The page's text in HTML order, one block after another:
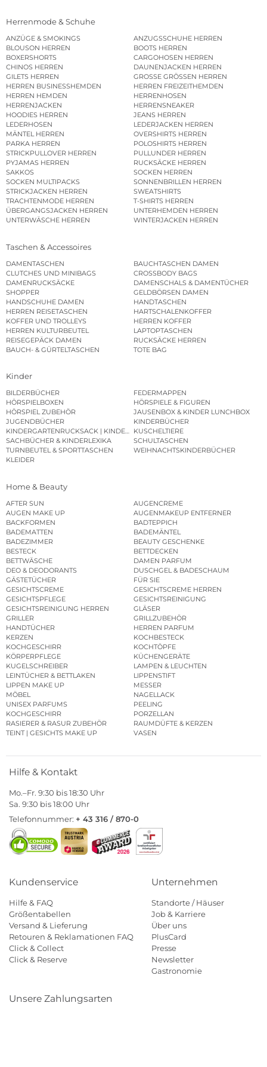
Herrenmode & Schuhe
ANZÜGE & SMOKINGS
ANZUGSSCHUHE HERREN
BLOUSON HERREN
BOOTS HERREN
BOXERSHORTS
CARGOHOSEN HERREN
CHINOS HERREN
DAUNENJACKEN HERREN
GILETS HERREN
GROSSE GRÖSSEN HERREN
HERREN BUSINESSHEMDEN
HERREN FREIZEITHEMDEN
HERREN HEMDEN
HERRENHOSEN
HERRENJACKEN
HERRENSNEAKER
HOODIES HERREN
JEANS HERREN
LEDERHOSEN
LEDERJACKEN HERREN
MÄNTEL HERREN
OVERSHIRTS HERREN
PARKA HERREN
POLOSHIRTS HERREN
STRICKPULLOVER HERREN
PULLUNDER HERREN
PYJAMAS HERREN
RUCKSÄCKE HERREN
SAKKOS
SOCKEN HERREN
SOCKEN MULTIPACKS
SONNENBRILLEN HERREN
STRICKJACKEN HERREN
SWEATSHIRTS
TRACHTENMODE HERREN
T-SHIRTS HERREN
ÜBERGANGSJACKEN HERREN
UNTERHEMDEN HERREN
UNTERWÄSCHE HERREN
WINTERJACKEN HERREN
Taschen & Accessoires
DAMENTASCHEN
BAUCHTASCHEN DAMEN
CLUTCHES UND MINIBAGS
CROSSBODY BAGS
DAMENRUCKSÄCKE
DAMENSCHALS & DAMENTÜCHER
SHOPPER
GELDBÖRSEN DAMEN
HANDSCHUHE DAMEN
HANDTASCHEN
HERREN REISETASCHEN
HARTSCHALENKOFFER
KOFFER UND TROLLEYS
HERREN KOFFER
HERREN KULTURBEUTEL
LAPTOPTASCHEN
REISEGEPÄCK DAMEN
RUCKSÄCKE HERREN
BAUCH- & GÜRTELTASCHEN
TOTE BAG
Kinder
BILDERBÜCHER
FEDERMAPPEN
HÖRSPIELBOXEN
HÖRSPIELE & FIGUREN
HÖRSPIEL ZUBEHÖR
JAUSENBOX & KINDER LUNCHBOX
JUGENDBÜCHER
KINDERBÜCHER
KINDERGARTENRUCKSACK | KINDERGARTENBEUTEL
KUSCHELTIERE
SACHBÜCHER & KINDERLEXIKA
SCHULTASCHEN
TURNBEUTEL & SPORTTASCHEN
WEIHNACHTSKINDERBÜCHER
KLEIDER
Home & Beauty
AFTER SUN
AUGENCREME
AUGEN MAKE UP
AUGENMAKEUP ENTFERNER
BACKFORMEN
BADTEPPICH
BADEMATTEN
BADEMÄNTEL
BADEZIMMER
BEAUTY GESCHENKE
BESTECK
BETTDECKEN
BETTWÄSCHE
DAMEN PARFUM
DEO & DEODORANTS
DUSCHGEL & BADESCHAUM
GÄSTETÜCHER
FÜR SIE
GESICHTSCREME
GESICHTSCREME HERREN
GESICHTSPFLEGE
GESICHTSREINIGUNG
GESICHTSREINIGUNG HERREN
GLÄSER
GRILLER
GRILLZUBEHÖR
HANDTÜCHER
HERREN PARFUM
KERZEN
KOCHBESTECK
KOCHGESCHIRR
KOCHTÖPFE
KÖRPERPFLEGE
KÜCHENGERÄTE
KUGELSCHREIBER
LAMPEN & LEUCHTEN
LEINTÜCHER & BETTLAKEN
LIPPENSTIFT
LIPPEN MAKE UP
MESSER
MÖBEL
NAGELLACK
UNISEX PARFUMS
PEELING
KOCHGESCHIRR
PORZELLAN
RASIERER & RASUR ZUBEHÖR
RAUMDÜFTE & KERZEN
TEINT | GESICHTS MAKE UP
VASEN
Hilfe & Kontakt
Mo.–Fr. 9:30 bis 18:30 Uhr
Sa. 9:30 bis 18:00 Uhr
Telefonnummer: + 43 316 / 870-0
Kundenservice
Hilfe & FAQ
Größentabellen
Versand & Lieferung
Retouren & Reklamationen FAQ
Click & Collect
Click & Reserve
Unternehmen
Standorte / Häuser
Job & Karriere
Über uns
PlusCard
Presse
Newsletter
Gastronomie
Unsere Zahlungsarten